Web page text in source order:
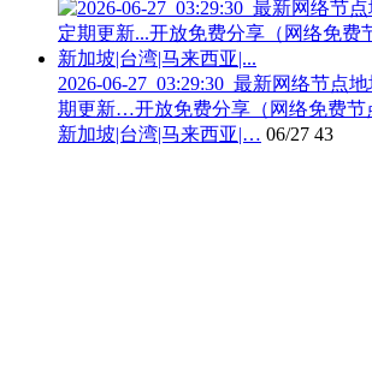
2026-06-27_03:29:30_最新网络节点
期更新…开放免费分享（网络免费节
新加坡|台湾|马来西亚|… 06/27 43